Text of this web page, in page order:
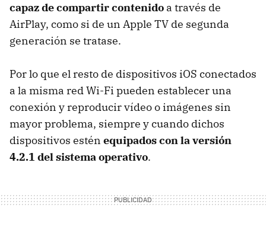
capaz de compartir contenido a través de
AirPlay, como si de un Apple TV de segunda
generación se tratase.
Por lo que el resto de dispositivos iOS conectados
a la misma red Wi-Fi pueden establecer una
conexión y reproducir vídeo o imágenes sin
mayor problema, siempre y cuando dichos
dispositivos estén equipados con la versión
4.2.1 del sistema operativo.